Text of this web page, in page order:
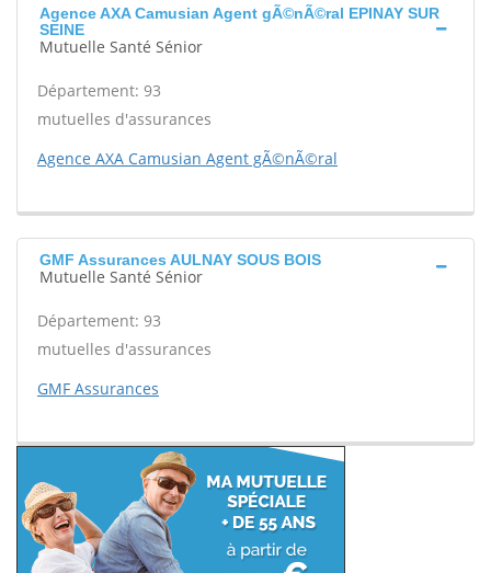
Agence AXA Camusian Agent gÃ©nÃ©ral EPINAY SUR
SEINE
Mutuelle Santé Sénior
Département: 93
mutuelles d'assurances
Agence AXA Camusian Agent gÃ©nÃ©ral
GMF Assurances AULNAY SOUS BOIS
Mutuelle Santé Sénior
Département: 93
mutuelles d'assurances
GMF Assurances